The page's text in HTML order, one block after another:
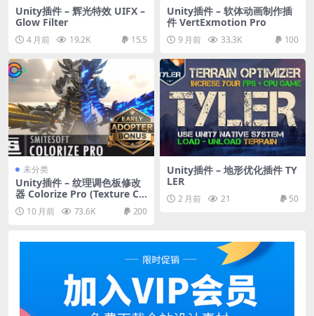
Unity插件 – 辉光特效 UIFX –
Glow Filter
4 月前 19.2K 15.5
Unity插件 – 软体动画制作插
件 VertExmotion Pro
9 月前 33.3K 100
未分类
Unity插件 – 纹理调色板修改
器 Colorize Pro (Texture Co
lor Palette Modifier)
10 月前 73.6K 200
Unity插件 – 地形优化插件 TY
LER
2 月前 21 50